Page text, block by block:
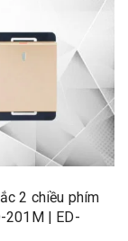
2 chiều phím
201M | ED-